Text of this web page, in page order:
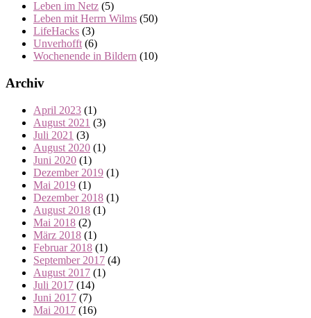
Leben im Netz (5)
Leben mit Herrn Wilms (50)
LifeHacks (3)
Unverhofft (6)
Wochenende in Bildern (10)
Archiv
April 2023 (1)
August 2021 (3)
Juli 2021 (3)
August 2020 (1)
Juni 2020 (1)
Dezember 2019 (1)
Mai 2019 (1)
Dezember 2018 (1)
August 2018 (1)
Mai 2018 (2)
März 2018 (1)
Februar 2018 (1)
September 2017 (4)
August 2017 (1)
Juli 2017 (14)
Juni 2017 (7)
Mai 2017 (16)